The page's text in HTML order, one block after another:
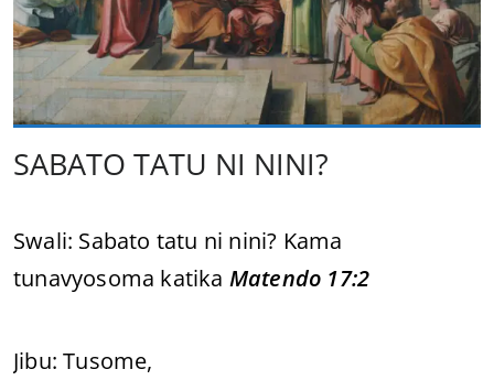
SABATO TATU NI NINI?
Swali: Sabato tatu ni nini? Kama
tunavyosoma katika Matendo 17:2
Jibu: Tusome,